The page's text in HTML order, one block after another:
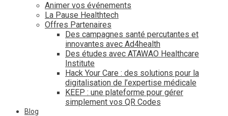
Animer vos événements
La Pause Healthtech
Offres Partenaires
Des campagnes santé percutantes et
innovantes avec Ad4health
Des études avec ATAWAO Healthcare
Institute
Hack Your Care : des solutions pour la
digitalisation de l’expertise médicale
KEEP : une plateforme pour gérer
simplement vos QR Codes
Blog